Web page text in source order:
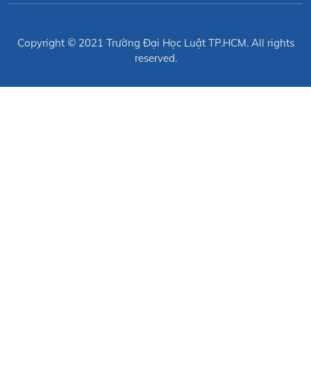
Copyright © 2021 Trường Đại Học Luật TP.HCM. All rights
reserved.